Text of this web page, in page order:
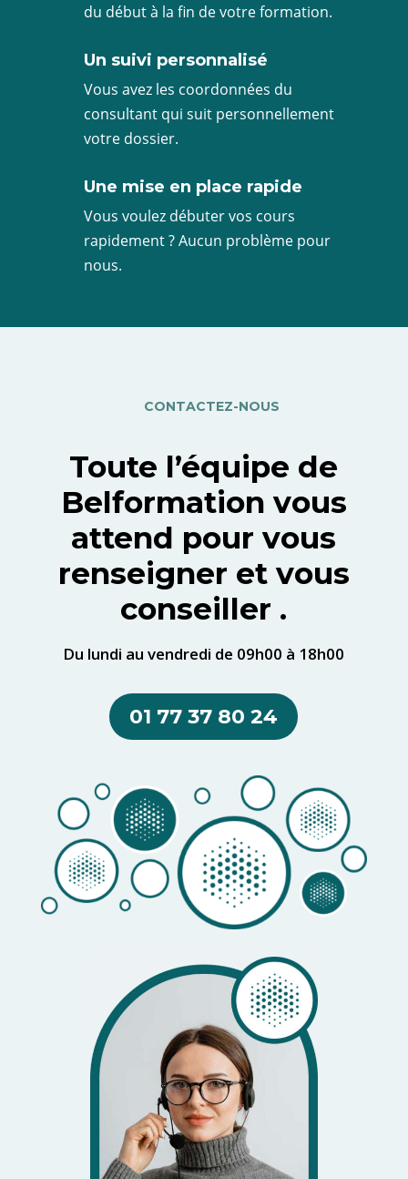
du début à la fin de votre formation.
Un suivi personnalisé
Vous avez les coordonnées du
consultant qui suit personnellement
votre dossier.
Une mise en place rapide
Vous voulez débuter vos cours
rapidement ? Aucun problème pour
nous.
CONTACTEZ-NOUS
Toute l’équipe de
Belformation vous
attend pour vous
renseigner et vous
conseiller .
Du lundi au vendredi de 09h00 à 18h00
01 77 37 80 24